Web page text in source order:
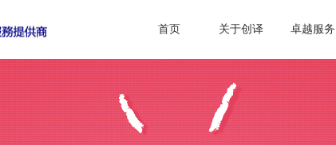
首页 关于创译 卓越服务